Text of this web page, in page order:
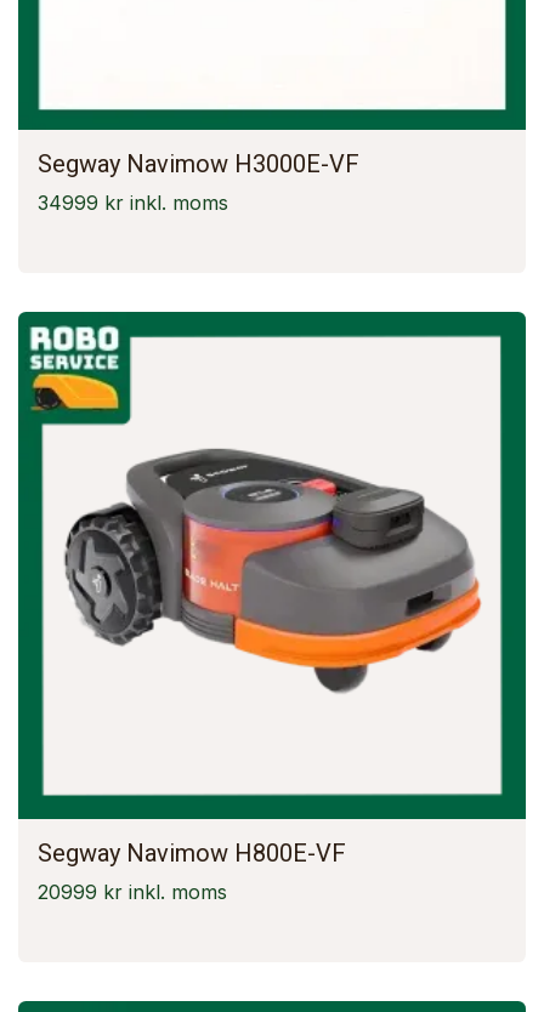
Segway Navimow H3000E-VF
34999 kr inkl. moms
Segway Navimow H800E-VF
20999 kr inkl. moms